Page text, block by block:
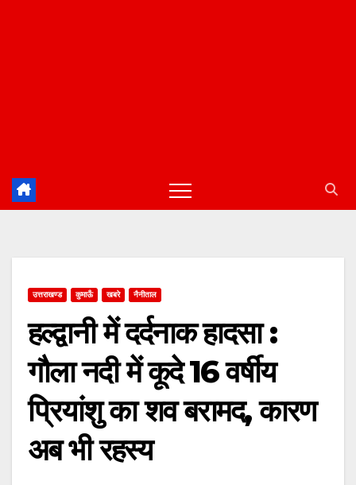
उत्तराखण्ड कुमाऊँ खबरे नैनीताल
हल्द्वानी में दर्दनाक हादसा :
गौला नदी में कूदे 16 वर्षीय
प्रियांशु का शव बरामद, कारण
अब भी रहस्य